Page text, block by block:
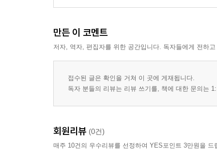
만든 이 코멘트
저자, 역자, 편집자를 위한 공간입니다. 독자들에게 전하
접수된 글은 확인을 거쳐 이 곳에 게재됩니다.
독자 분들의 리뷰는 리뷰 쓰기를, 책에 대한 문의는
회원리뷰 (0건)
매주 10건의 우수리뷰를 선정하여 YES포인트 3만원을 드